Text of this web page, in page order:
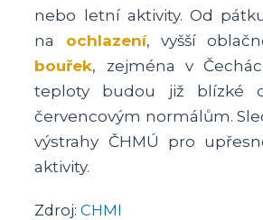
nebo letní aktivity. Od
na ochlazení, vyšší
bouřek, zejména v
teploty budou již blízké
červencovým normálům.
výstrahy ČHMÚ pro
aktivity.
Zdroj:CHMI